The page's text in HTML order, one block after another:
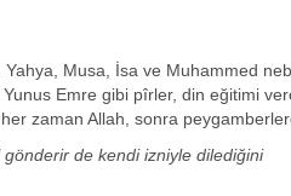
Musa, İsa ve Muhammed
Emre gibi pîrler, din eğitimi
zaman Allah, sonra
de kendi izniyle dilediğini